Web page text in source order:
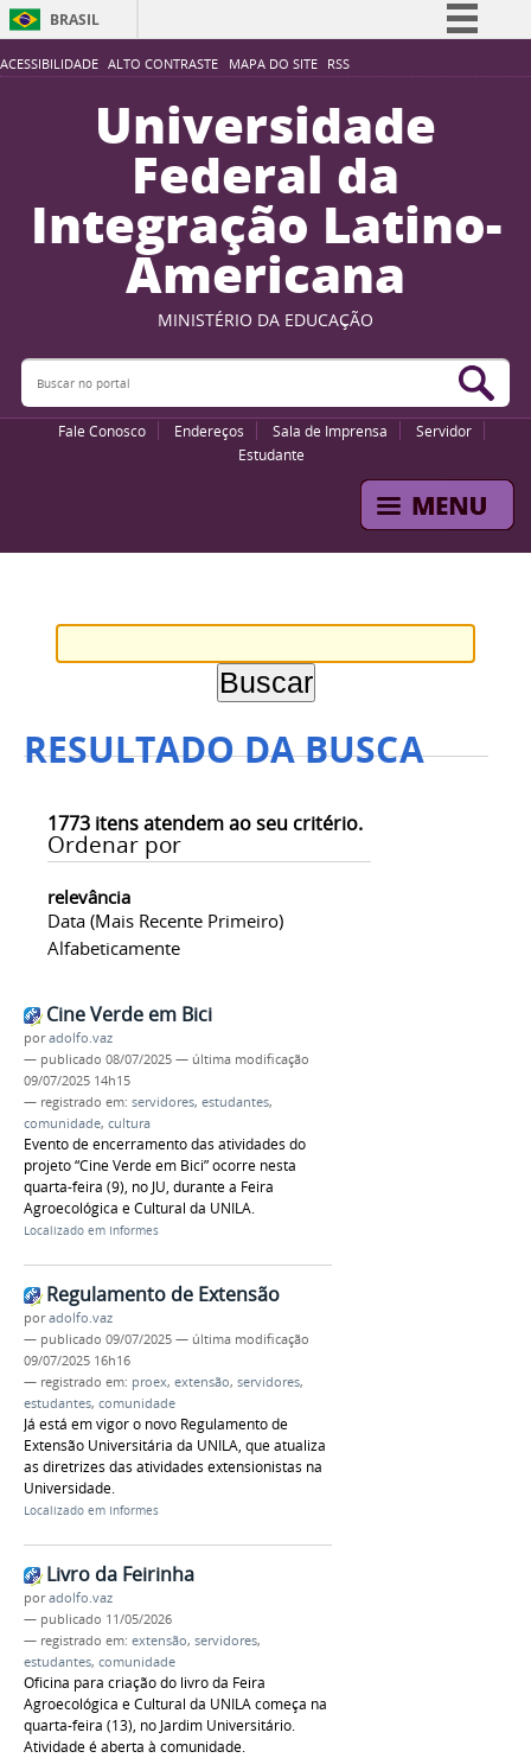
ACESSIBILIDADE ALTO CONTRASTE MAPA DO SITE RSS
BRASIL
Simplifique!
Participe
Acesso à informação
Legislação
Canais
Universidade
Federal da
Integração Latino-
Americana
MINISTÉRIO DA EDUCAÇÃO
Buscar no portal
Fale Conosco Endereços Sala de Imprensa
Servidor
Estudante
RESULTADO DA BUSCA
1773 itens atendem ao seu critério.
Ordenar por
relevância
Data (mais Recente Primeiro)
Alfabeticamente
Cine Verde em Bici
poradolfo.vaz
— publicado 08/07/2025 — última modificação
09/07/2025 14h15
— registrado em: servidores, estudantes,
comunidade, cultura
Evento de encerramento das atividades do
projeto “Cine Verde em Bici” ocorre nesta
quarta-feira (9), no JU, durante a Feira
Agroecológica e Cultural da UNILA.
Localizado em Informes
Regulamento de Extensão
poradolfo.vaz
— publicado 09/07/2025 — última modificação
09/07/2025 16h16
— registrado em: proex, extensão, servidores,
estudantes, comunidade
Já está em vigor o novo Regulamento de
Extensão Universitária da UNILA, que atualiza
as diretrizes das atividades extensionistas na
Universidade.
Localizado em Informes
Livro da Feirinha
poradolfo.vaz
— publicado 11/05/2026
— registrado em: extensão, servidores,
estudantes, comunidade
Oficina para criação do livro da Feira
Agroecológica e Cultural da UNILA começa na
quarta-feira (13), no Jardim Universitário.
Atividade é aberta à comunidade.